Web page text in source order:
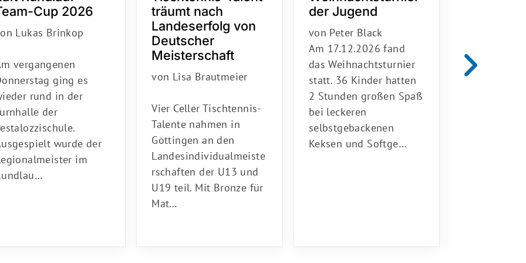
Cup 2026
Lukas Brinkop
vergangenen
ging es
rund in der
der
wurde der
im
träumt nach
Landeserfolg von
Deutscher
Meisterschaft
von Lisa Brautmeier
Vier Celler Tischtennis-
Talente nahmen in
Göttingen an den
Landesindividualmeiste
rschaften der U13 und
U19 teil. Mit Bronze für
Mat…
der Jugend
von Peter Black
Am 17.12.2026 fand
das Weihnachtsturnier
statt. 36 Kinder hatten
2 Stunden großen Spaß
bei leckeren
selbstgebackenen
Keksen und Softge…
Sieger
eigentlich